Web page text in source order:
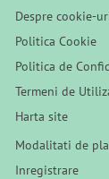
Despre cookie-
Politica Cookie
Politica de
Termeni de
Harta site
Modalitati de
Inregistrare